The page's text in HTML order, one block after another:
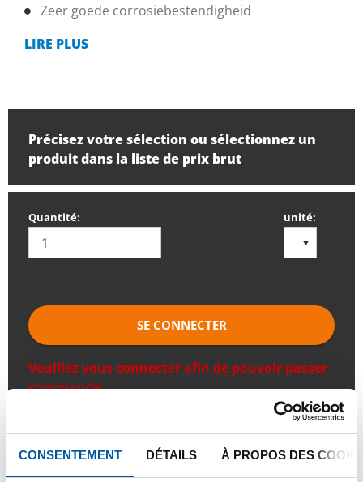
CONSENTEMENT DÉTAILS À PROPOS DES
Zeer goede corrosiebestendigheid
LIRE PLUS
Précisez votre sélection ou sélectionnez un
produit dans la liste de prix brut
Quantité: unité:
SE CONNECTER
Veuillez vous connecter afin de pouvoir passer
commande
Commandez avec vos propres numéros d’articles